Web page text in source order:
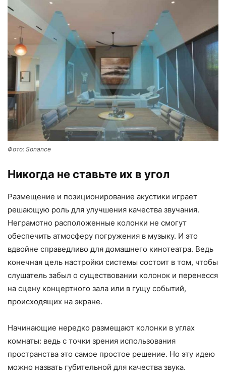
Фото: Sonance
Никогда не ставьте их в угол
Размещение и позиционирование акустики играет
решающую роль для улучшения качества звучания.
Неграмотно расположенные колонки не смогут
обеспечить атмосферу погружения в музыку. И это
вдвойне справедливо для домашнего кинотеатра. Ведь
конечная цель настройки системы состоит в том, чтобы
слушатель забыл о существовании колонок и перенесся
на сцену концертного зала или в гущу событий,
происходящих на экране.
Начинающие нередко размещают колонки в углах
комнаты: ведь с точки зрения использования
пространства это самое простое решение. Но эту идею
можно назвать губительной для качества звука.